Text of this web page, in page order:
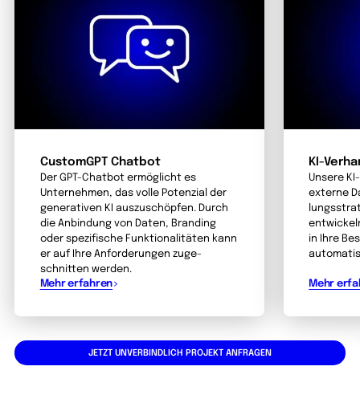
CustomGPT Chatbot
Der GPT-Chatbot ermöglicht es
Unternehmen, das volle Potenzial der
generativen KI auszu­schöpfen. Durch
die Anbindung von Daten, Branding
oder spezifische Funktionalitäten kann
er auf Ihre Anforder­ungen zuge­
schnitten werden.
Mehr erfahren
KI-
Unsere
externe
in Ihre
Mehr
JETZT UNVERBINDLICH PROJEKT ANFRAGEN